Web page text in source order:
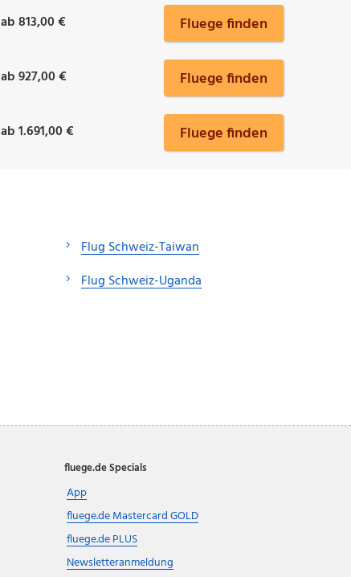
ab 813,00 € Fluege finden
ab 927,00 € Fluege finden
ab 1.691,00 € Fluege finden
Flug Schweiz-Taiwan
Flug Schweiz-Uganda